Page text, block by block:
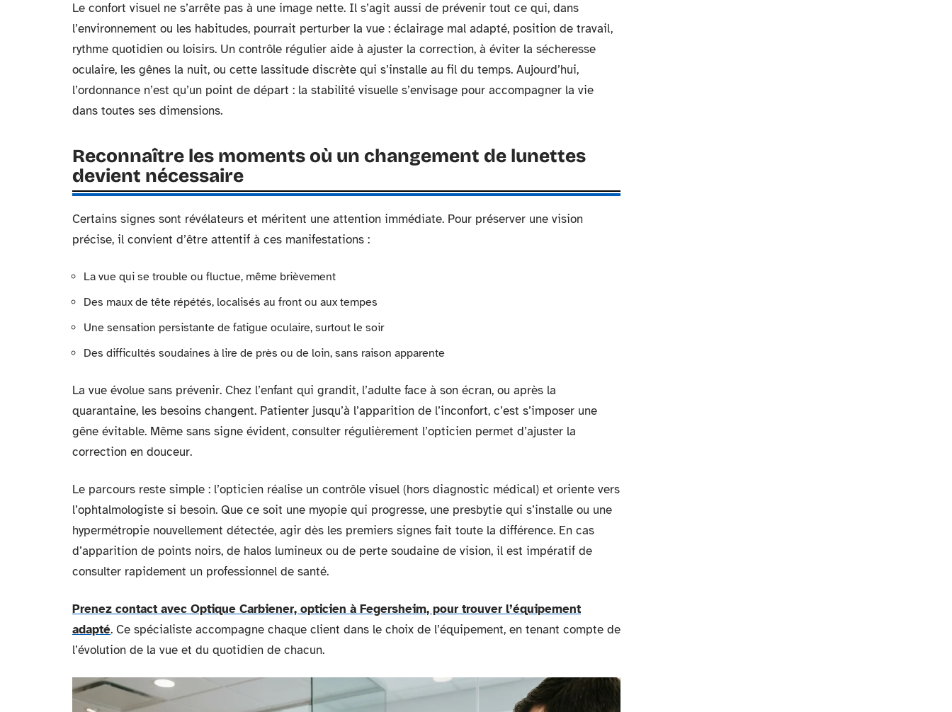
Le confort visuel ne s’arrête pas à une image nette. Il s’agit aussi de prévenir tout ce qui, dans
l’environnement ou les habitudes, pourrait perturber la vue : éclairage mal adapté, position de travail,
rythme quotidien ou loisirs. Un contrôle régulier aide à ajuster la correction, à éviter la sécheresse
oculaire, les gênes la nuit, ou cette lassitude discrète qui s’installe au fil du temps. Aujourd’hui,
l’ordonnance n’est qu’un point de départ : la stabilité visuelle s’envisage pour accompagner la vie
dans toutes ses dimensions.
Reconnaître les moments où un changement de lunettes
devient nécessaire
Certains signes sont révélateurs et méritent une attention immédiate. Pour préserver une vision
précise, il convient d’être attentif à ces manifestations :
La vue qui se trouble ou fluctue, même brièvement
Des maux de tête répétés, localisés au front ou aux tempes
Une sensation persistante de fatigue oculaire, surtout le soir
Des difficultés soudaines à lire de près ou de loin, sans raison apparente
La vue évolue sans prévenir. Chez l’enfant qui grandit, l’adulte face à son écran, ou après la
quarantaine, les besoins changent. Patienter jusqu’à l’apparition de l’inconfort, c’est s’imposer une
gêne évitable. Même sans signe évident, consulter régulièrement l’opticien permet d’ajuster la
correction en douceur.
Le parcours reste simple : l’opticien réalise un contrôle visuel (hors diagnostic médical) et oriente vers
l’ophtalmologiste si besoin. Que ce soit une myopie qui progresse, une presbytie qui s’installe ou une
hypermétropie nouvellement détectée, agir dès les premiers signes fait toute la différence. En cas
d’apparition de points noirs, de halos lumineux ou de perte soudaine de vision, il est impératif de
consulter rapidement un professionnel de santé.
Prenez contact avec Optique Carbiener, opticien à Fegersheim, pour trouver l’équipement
adapté. Ce spécialiste accompagne chaque client dans le choix de l’équipement, en tenant compte de
l’évolution de la vue et du quotidien de chacun.